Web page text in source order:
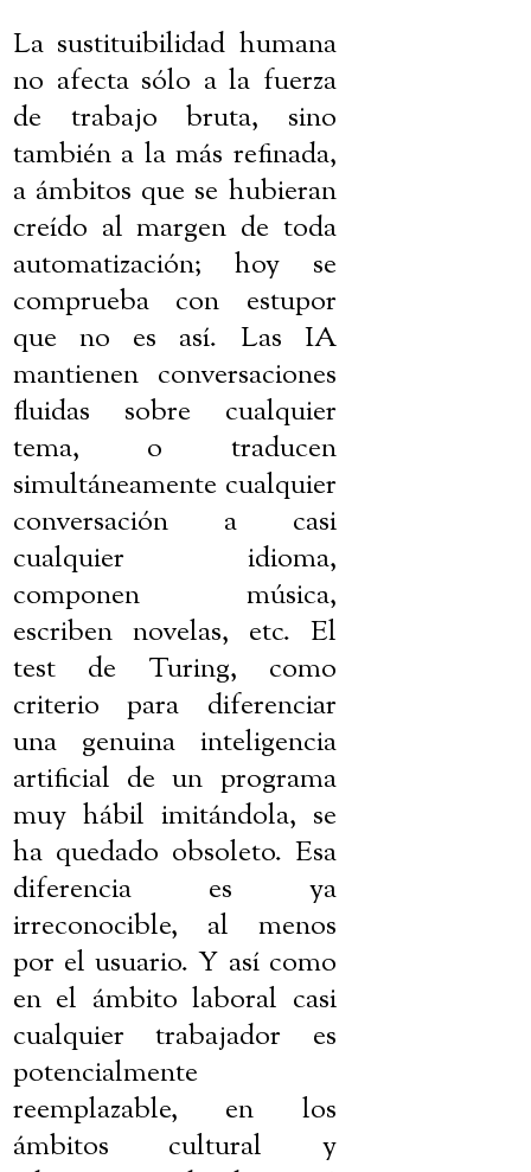
La sustituibilidad humana
no afecta sólo a la fuerza
de trabajo bruta, sino
también a la más refinada,
a ámbitos que se hubieran
creído al margen de toda
automatización; hoy se
comprueba con estupor
que no es así. Las IA
mantienen conversaciones
fluidas sobre cualquier
tema, o traducen
simultáneamente cualquier
conversación a casi
cualquier idioma,
componen música,
escriben novelas, etc. El
test de Turing, como
criterio para diferenciar
una genuina inteligencia
artificial de un programa
muy hábil imitándola, se
ha quedado obsoleto. Esa
diferencia es ya
irreconocible, al menos
por el usuario. Y así como
en el ámbito laboral casi
cualquier trabajador es
potencialmente
reemplazable, en los
ámbitos cultural y